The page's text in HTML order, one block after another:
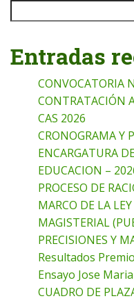
Entradas
CONVOCATORIA
CONTRATACIÓN
CAS 2026
CRONOGRAMA Y
ENCARGATURA
EDUCACION –
PROCESO DE
MARCO DE LA
MAGISTERIAL
PRECISIONES Y
Resultados
Ensayo Jose
CUADRO DE